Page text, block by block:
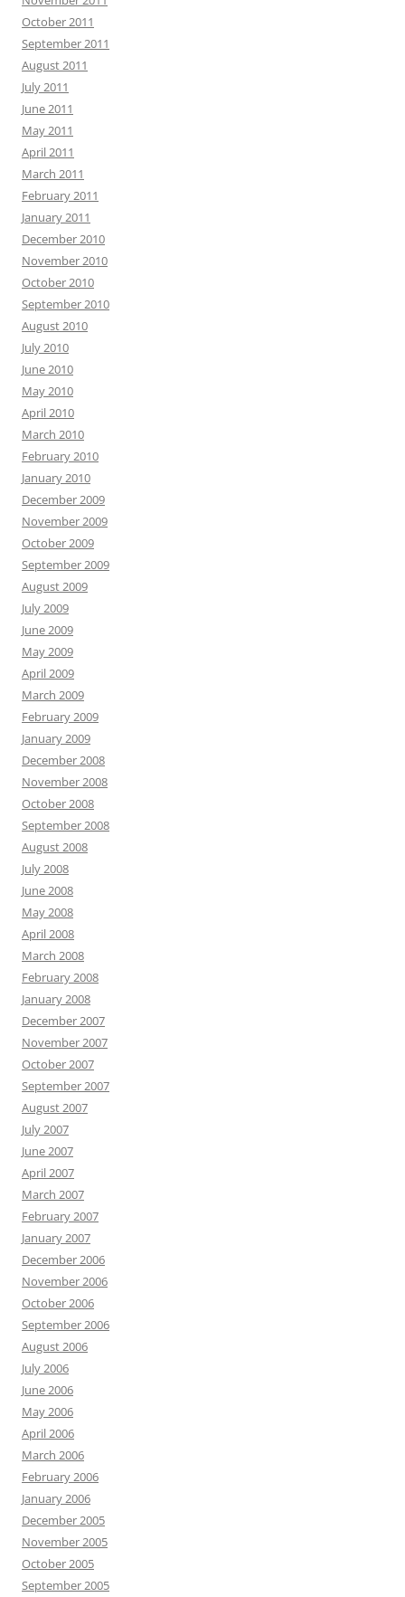
October 2011
September 2011
August 2011
July 2011
June 2011
May 2011
April 2011
March 2011
February 2011
January 2011
December 2010
November 2010
October 2010
September 2010
August 2010
July 2010
June 2010
May 2010
April 2010
March 2010
February 2010
January 2010
December 2009
November 2009
October 2009
September 2009
August 2009
July 2009
June 2009
May 2009
April 2009
March 2009
February 2009
January 2009
December 2008
November 2008
October 2008
September 2008
August 2008
July 2008
June 2008
May 2008
April 2008
March 2008
February 2008
January 2008
December 2007
November 2007
October 2007
September 2007
August 2007
July 2007
June 2007
April 2007
March 2007
February 2007
January 2007
December 2006
November 2006
October 2006
September 2006
August 2006
July 2006
June 2006
May 2006
April 2006
March 2006
February 2006
January 2006
December 2005
November 2005
October 2005
September 2005